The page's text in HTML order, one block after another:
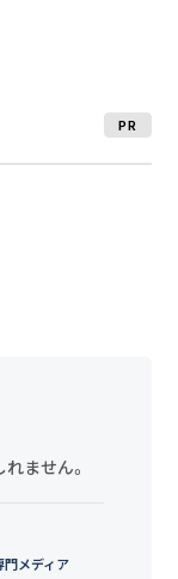
PR
ません。
メディア